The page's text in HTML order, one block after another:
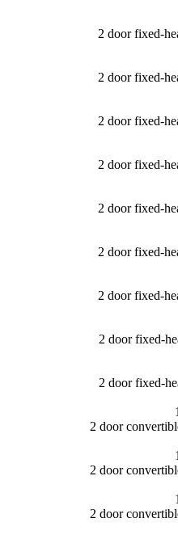
2 door fixed-
2 door fixed-
2 door fixed-
2 door fixed-
2 door fixed-
2 door fixed-
2 door fixed-
2 door fixed-
2 door fixed-
2 door
2 door
2 door